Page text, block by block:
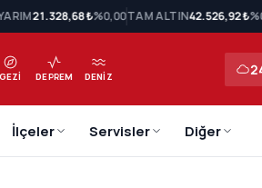
21.328,68 ₺%0,00TAM ALTIN42.526,92 ₺
GEZI DEPREM DENIZ
İlçeler Servisler Diğer